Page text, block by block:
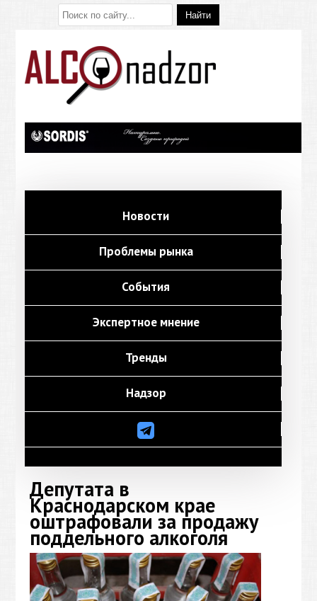
Новости
Проблемы рынка
События
Экспертное мнение
Тренды
Надзор
Депутата в
Краснодарском крае
оштрафовали за продажу
поддельного алкоголя